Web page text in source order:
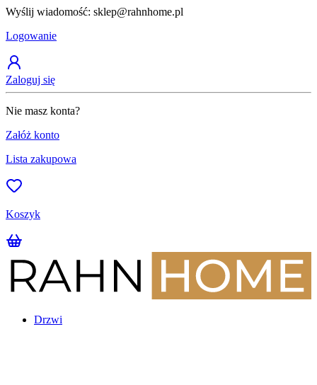
Wyślij wiadomość: sklep@rahnhome.pl
Logowanie
Zaloguj się
Nie masz konta?
Załóż konto
Lista zakupowa
Koszyk
Drzwi